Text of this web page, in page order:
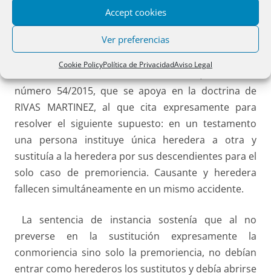
Accept cookies
Ver preferencias
Cookie PolicyPolítica de PrivacidadAviso Legal
Con motivo de la concesión a Juan José Rivas
Martínez del Premio Notarios y Registradores en su
número 54/2015, que se apoya en la doctrina de
RIVAS MARTINEZ, al que cita expresamente para
resolver el siguiente supuesto: en un testamento
una persona instituye única heredera a otra y
sustituía a la heredera por sus descendientes para el
solo caso de premoriencia. Causante y heredera
fallecen simultáneamente en un mismo accidente.
La sentencia de instancia sostenía que al no
preverse en la sustitución expresamente la
conmoriencia sino solo la premoriencia, no debían
entrar como herederos los sustitutos y debía abrirse